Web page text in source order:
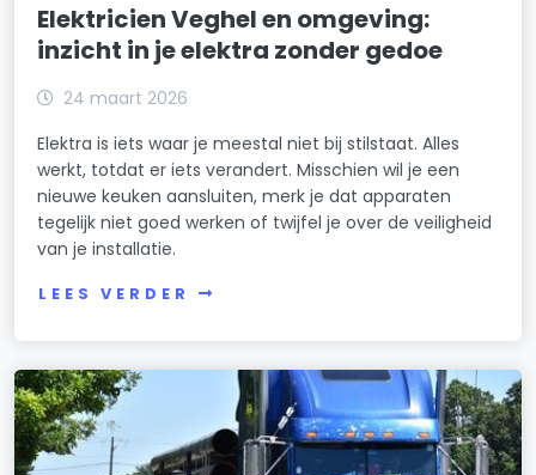
Elektricien Veghel en omgeving:
inzicht in je elektra zonder gedoe
24 maart 2026
Elektra is iets waar je meestal niet bij stilstaat. Alles
werkt, totdat er iets verandert. Misschien wil je een
nieuwe keuken aansluiten, merk je dat apparaten
tegelijk niet goed werken of twijfel je over de veiligheid
van je installatie.
LEES VERDER